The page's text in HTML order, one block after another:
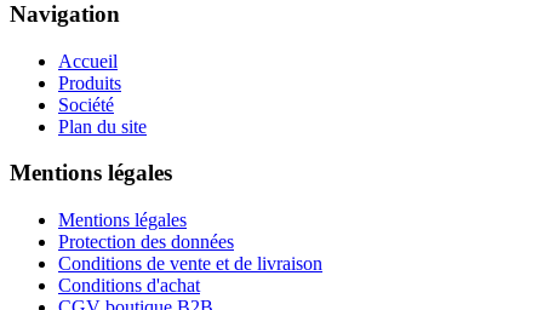
Navigation
Accueil
Produits
Société
Plan du site
Mentions légales
Mentions légales
Protection des données
Conditions de vente et de livraison
Conditions d'achat